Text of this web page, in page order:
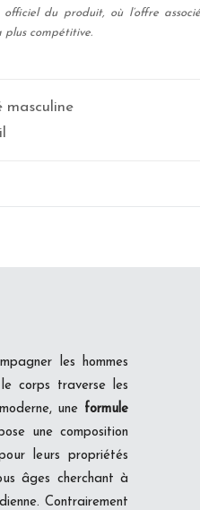
du produit, où l’offre
compétitive.
masculine
les hommes
corps traverse les
une formule
une composition
leurs propriétés
âges cherchant à
Contrairement